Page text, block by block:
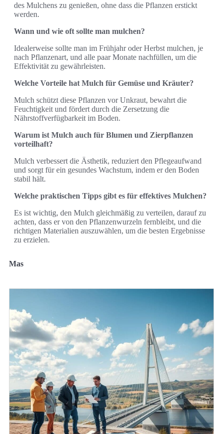
des Mulchens zu genießen, ohne dass die Pflanzen erstickt
werden.
Wann und wie oft sollte man mulchen?
Idealerweise sollte man im Frühjahr oder Herbst mulchen, je
nach Pflanzenart, und alle paar Monate nachfüllen, um die
Effektivität zu gewährleisten.
Welche Vorteile hat Mulch für Gemüse und Kräuter?
Mulch schützt diese Pflanzen vor Unkraut, bewahrt die
Feuchtigkeit und fördert durch die Zersetzung die
Nährstoffverfügbarkeit im Boden.
Warum ist Mulch auch für Blumen und Zierpflanzen
vorteilhaft?
Mulch verbessert die Ästhetik, reduziert den Pflegeaufwand
und sorgt für ein gesundes Wachstum, indem er den Boden
stabil hält.
Welche praktischen Tipps gibt es für effektives Mulchen?
Es ist wichtig, den Mulch gleichmäßig zu verteilen, darauf zu
achten, dass er von den Pflanzenwurzeln fernbleibt, und die
richtigen Materialien auszuwählen, um die besten Ergebnisse
zu erzielen.
Mas